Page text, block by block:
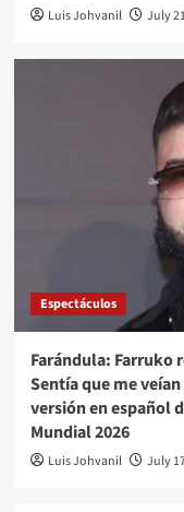
Luis Johvanil July
Espectáculos
Farándula: Farruko
Sentía que me
versión en español
Mundial 2026
Luis Johvanil July